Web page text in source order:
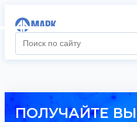
ПОЛУЧАЙТЕ